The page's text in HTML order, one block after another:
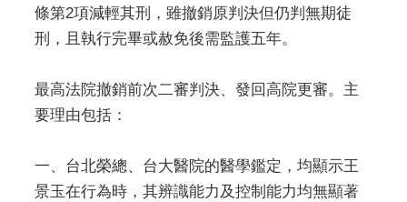
條第2項減輕其刑，雖撤銷原判決但仍判無期徒
刑，且執行完畢或赦免後需監護五年。
最高法院撤銷前次二審判決、發回高院更審。主
要理由包括：
一、台北榮總、台大醫院的醫學鑑定，均顯示王
景玉在行為時，其辨識能力及控制能力均無顯著